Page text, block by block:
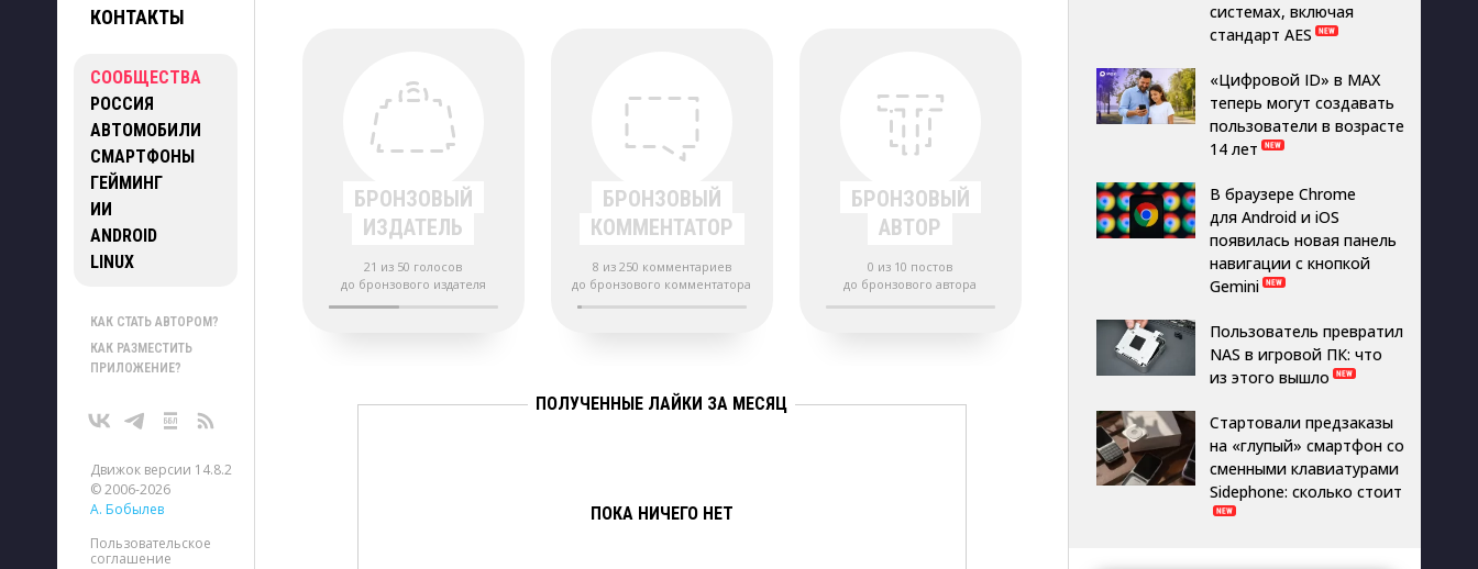
КОНТАКТЫ
СООБЩЕСТВА
РОССИЯ
АВТОМОБИЛИ
СМАРТФОНЫ
ГЕЙМИНГ
ИИ
ANDROID
LINUX
КАК СТАТЬ АВТОРОМ?
КАК РАЗМЕСТИТЬ
ПРИЛОЖЕНИЕ?
Движок версии 14.8.2
© 2006-2026
А. Бобылев
Пользовательское
соглашение
БРОНЗОВЫЙ
ИЗДАТЕЛЬ
21 из 50 голосов
до бронзового издателя
БРОНЗОВЫЙ
КОММЕНТАТОР
8 из 250 комментариев
до бронзового комментатора
БРОНЗОВЫЙ
АВТОР
0 из 10 постов
до бронзового автора
ПОЛУЧЕННЫЕ ЛАЙКИ ЗА МЕСЯЦ
ПОКА НИЧЕГО НЕТ
системах, включая
стандарт AES
«Цифровой ID» в MAX
теперь могут создавать
пользователи в возрасте
14 лет
В браузере Chrome
для Android и iOS
появилась новая панель
навигации с кнопкой
Gemini
Пользователь превратил
NAS в игровой ПК: что
из этого вышло
Стартовали предзаказы
на «глупый» смартфон со
сменными клавиатурами
Sidephone: сколько стоит